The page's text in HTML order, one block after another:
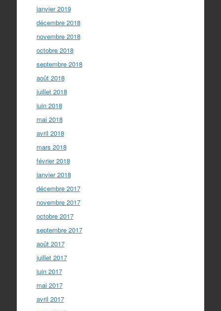
janvier 2019
décembre 2018
novembre 2018
octobre 2018
septembre 2018
août 2018
juillet 2018
juin 2018
mai 2018
avril 2018
mars 2018
février 2018
janvier 2018
décembre 2017
novembre 2017
octobre 2017
septembre 2017
août 2017
juillet 2017
juin 2017
mai 2017
avril 2017